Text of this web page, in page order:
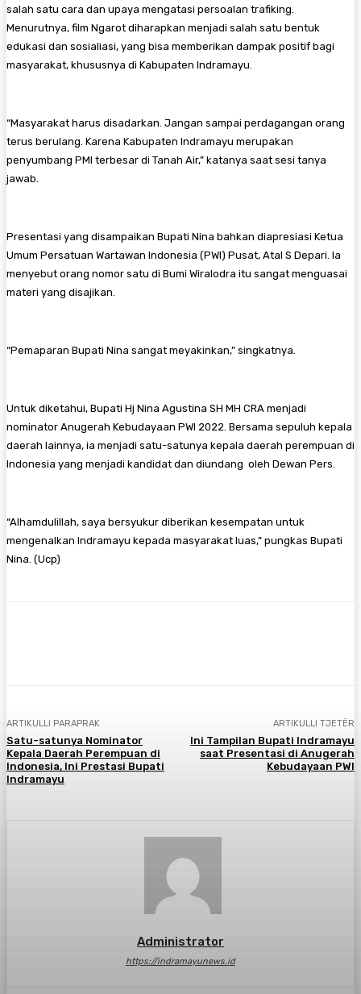
salah satu cara dan upaya mengatasi persoalan trafiking.
Menurutnya, film Ngarot diharapkan menjadi salah satu bentuk
edukasi dan sosialiasi, yang bisa memberikan dampak positif bagi
masyarakat, khususnya di Kabupaten Indramayu.
“Masyarakat harus disadarkan. Jangan sampai perdagangan orang
terus berulang. Karena Kabupaten Indramayu merupakan
penyumbang PMI terbesar di Tanah Air,” katanya saat sesi tanya
jawab.
Presentasi yang disampaikan Bupati Nina bahkan diapresiasi Ketua
Umum Persatuan Wartawan Indonesia (PWI) Pusat, Atal S Depari. Ia
menyebut orang nomor satu di Bumi Wiralodra itu sangat menguasai
materi yang disajikan.
“Pemaparan Bupati Nina sangat meyakinkan,” singkatnya.
Untuk diketahui, Bupati Hj Nina Agustina SH MH CRA menjadi
nominator Anugerah Kebudayaan PWI 2022. Bersama sepuluh kepala
daerah lainnya, ia menjadi satu-satunya kepala daerah perempuan di
Indonesia yang menjadi kandidat dan diundang oleh Dewan Pers.
“Alhamdulillah, saya bersyukur diberikan kesempatan untuk
mengenalkan Indramayu kepada masyarakat luas,” pungkas Bupati
Nina. (Ucp)
ARTIKULLI PARAPRAK
Satu-satunya Nominator
Kepala Daerah Perempuan di
Indonesia, Ini Prestasi Bupati
Indramayu
ARTIKULLI TJETËR
Ini Tampilan Bupati Indramayu
saat Presentasi di Anugerah
Kebudayaan PWI
Administrator
https://indramayunews.id